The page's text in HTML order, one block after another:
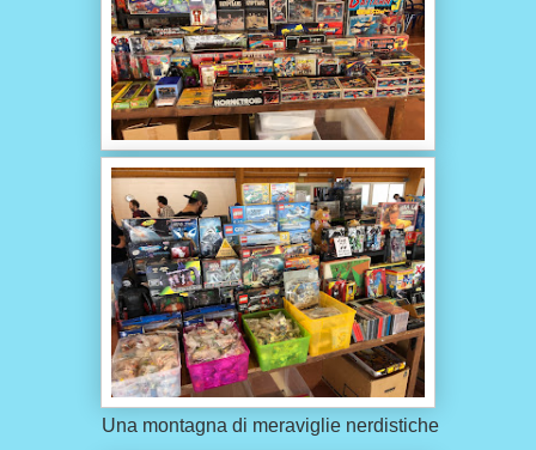
Una montagna di meraviglie nerdistiche